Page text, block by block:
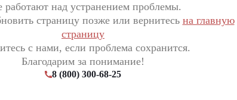
работают над устранением проблемы.
страницу позже или вернитесь на главную
страницу
с нами, если проблема сохранится.
Благодарим за понимание!
8 (800) 300-68-25